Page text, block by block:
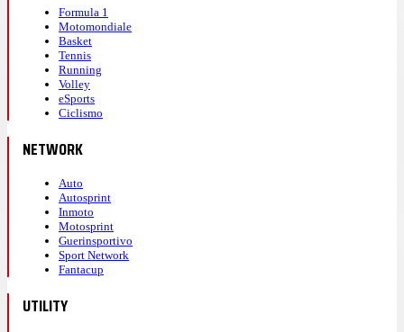
Formula 1
Motomondiale
Basket
Tennis
Running
Volley
eSports
Ciclismo
NETWORK
Auto
Autosprint
Inmoto
Motosprint
Guerinsportivo
Sport Network
Fantacup
UTILITY